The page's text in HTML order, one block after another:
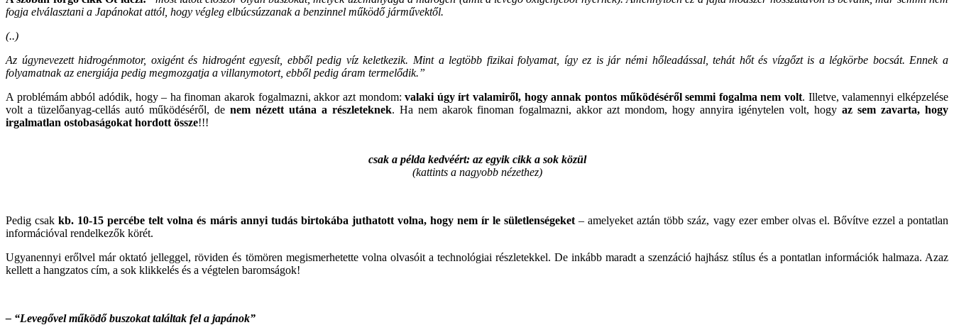
fogja elválasztani a Japánokat attól, hogy végleg elbúcsúzzanak a benzinnel működő járművektől.
(..)
Az úgynevezett hidrogénmotor, oxigént és hidrogént egyesít, ebből pedig víz keletkezik. Mint a legtöbb fizikai folyamat, így ez is jár némi hőleadással, tehát hőt és vízgőzt is a légkörbe bocsát. Ennek a
folyamatnak az energiája pedig megmozgatja a villanymotort, ebből pedig áram termelődik.”
A problémám abból adódik, hogy – ha finoman akarok fogalmazni, akkor azt mondom:valaki úgy írt valamiről, hogy annak pontos működéséről semmi fogalma nem volt. Illetve, valamennyi elképzelése
volt a tüzelőanyag-cellás autó működéséről, de nem nézett utána a részleteknek. Ha nem akarok finoman fogalmazni, akkor azt mondom, hogy annyira igénytelen volt, hogyaz sem zavarta, hogy
irgalmatlan ostobaságokat hordott össze!!!
csak a példa kedvéért: az egyik cikk a sok közül
(kattints a nagyobb nézethez)
Pedig csakkb. 10-15 percébe telt volna és máris annyi tudás birtokába juthatott volna, hogy nem ír le sületlenségeket – amelyeket aztán több száz, vagy ezer ember olvas el. Bővítve ezzel a pontatlan
információval rendelkezők körét.
Ugyanennyi erőlvel már oktató jelleggel, röviden és tömören megismerhetette volna olvasóit a technológiai részletekkel. De inkább maradt a szenzáció hajhász stílus és a pontatlan információk halmaza. Azaz
kellett a hangzatos cím, a sok klikkelés és a végtelen baromságok!
– “Levegővel működő buszokat találtak fel a japánok”